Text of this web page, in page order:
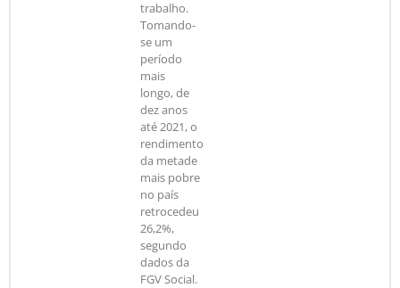
trabalho.
Tomando-
se um
período
mais
longo, de
dez anos
até 2021, o
rendimento
da metade
mais pobre
no país
retrocedeu
26,2%,
segundo
dados da
FGV Social.